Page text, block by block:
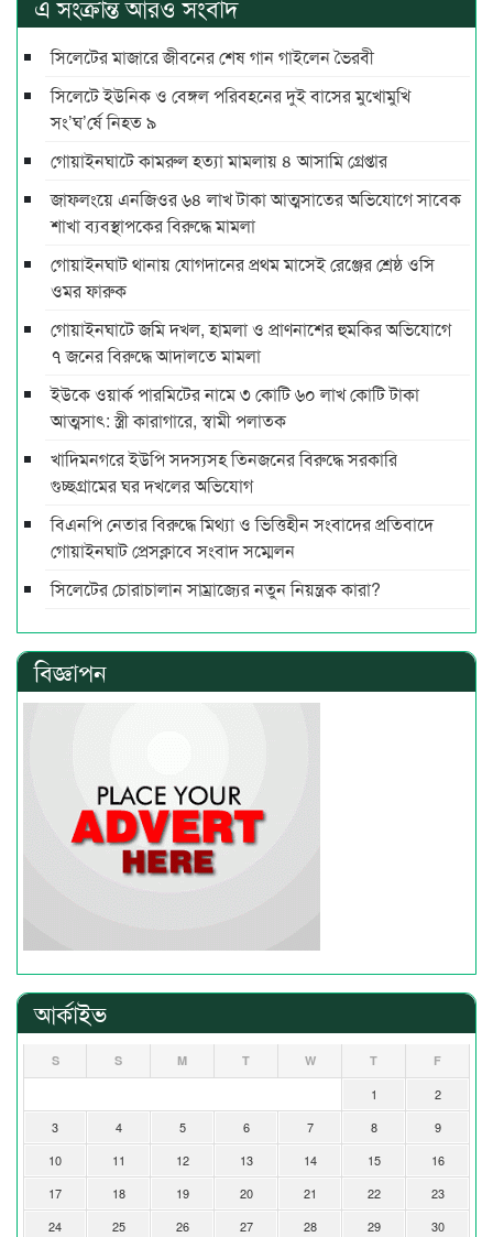
এ সংক্রান্ত আরও সংবাদ
সিলেটের মাজারে জীবনের শেষ গান গাইলেন ভৈরবী
সিলেটে ইউনিক ও বেঙ্গল পরিবহনের দুই বাসের মুখোমুখি
সং’ঘ’র্ষে নিহত ৯
গোয়াইনঘাটে কামরুল হত্যা মামলায় ৪ আসামি গ্রেপ্তার
জাফলংয়ে এনজিওর ৬৪ লাখ টাকা আত্মসাতের অভিযোগে সাবেক
শাখা ব্যবস্থাপকের বিরুদ্ধে মামলা
গোয়াইনঘাট থানায় যোগদানের প্রথম মাসেই রেঞ্জের শ্রেষ্ঠ ওসি
ওমর ফারুক
গোয়াইনঘাটে জমি দখল, হামলা ও প্রাণনাশের হুমকির অভিযোগে
৭ জনের বিরুদ্ধে আদালতে মামলা
ইউকে ওয়ার্ক পারমিটের নামে ৩ কোটি ৬০ লাখ কোটি টাকা
আত্মসাৎ: স্ত্রী কারাগারে, স্বামী পলাতক
খাদিমনগরে ইউপি সদস্যসহ তিনজনের বিরুদ্ধে সরকারি
গুচ্ছগ্রামের ঘর দখলের অভিযোগ
বিএনপি নেতার বিরুদ্ধে মিথ্যা ও ভিত্তিহীন সংবাদের প্রতিবাদে
গোয়াইনঘাট প্রেসক্লাবে সংবাদ সম্মেলন
সিলেটের চোরাচালান সাম্রাজ্যের নতুন নিয়ন্ত্রক কারা?
বিজ্ঞাপন
আর্কাইভ
S S M T W T F
1
2
3
4 5 6 7 8
9
10
11 12 13 14 15
16
17
18 19 20 21 22
23
24
25 26 27 28 29 30